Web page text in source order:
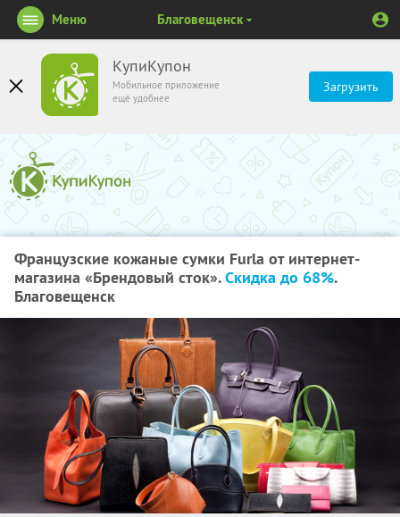
КупиКупон
Мобильное приложение
ещё удобнее
Загрузить
Меню Благовещенск
Французские кожаные сумки Furla от интернет-
магазина «Брендовый сток».Скидка до 68%.
Благовещенск